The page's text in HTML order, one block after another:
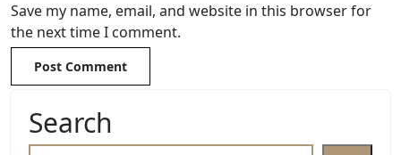
Save my name, email, and website in this browser for
the next time I comment.
Search